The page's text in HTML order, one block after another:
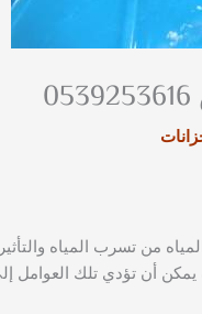
من تسرب المياه
أن تؤدي تلك العوامل